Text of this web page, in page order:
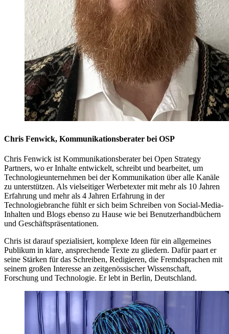
Chris Fenwick, Kommunikationsberater bei OSP
Chris Fenwick ist Kommunikationsberater bei Open Strategy
Partners, wo er Inhalte entwickelt, schreibt und bearbeitet, um
Technologieunternehmen bei der Kommunikation über alle Kanäle
zu unterstützen. Als vielseitiger Werbetexter mit mehr als 10 Jahren
Erfahrung und mehr als 4 Jahren Erfahrung in der
Technologiebranche fühlt er sich beim Schreiben von Social-Media-
Inhalten und Blogs ebenso zu Hause wie bei Benutzerhandbüchern
und Geschäftspräsentationen.
Chris ist darauf spezialisiert, komplexe Ideen für ein allgemeines
Publikum in klare, ansprechende Texte zu gliedern. Dafür paart er
seine Stärken für das Schreiben, Redigieren, die Fremdsprachen mit
seinem großen Interesse an zeitgenössischer Wissenschaft,
Forschung und Technologie. Er lebt in Berlin, Deutschland.